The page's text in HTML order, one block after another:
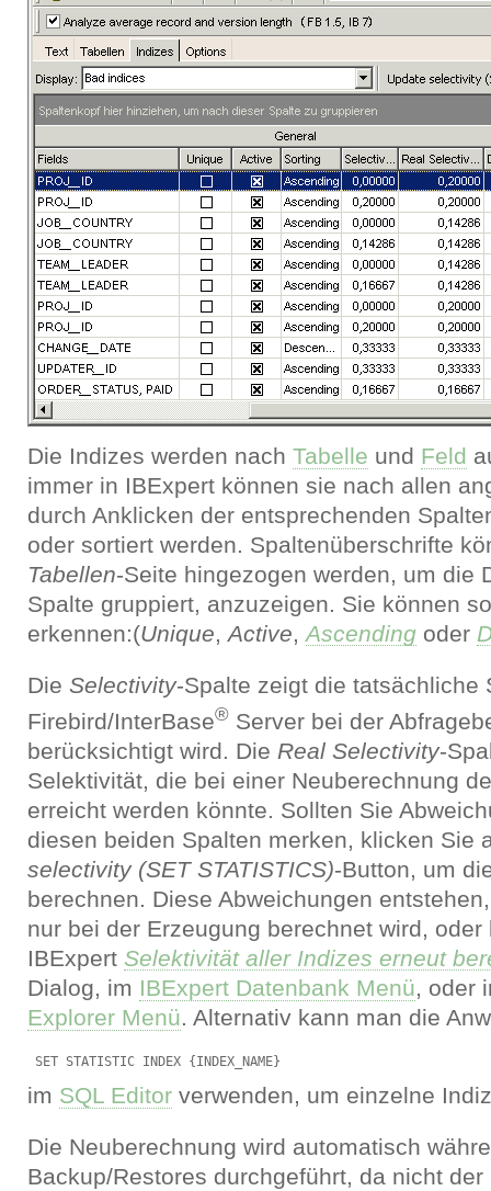
Die Indizes werden nach Tabelle und Feld
immer in IBExpert können sie nach allen
durch Anklicken der entsprechenden
oder sortiert werden. Spaltenüberschrifte
Tabellen-Seite hingezogen werden, um die
Spalte gruppiert, anzuzeigen. Sie können
erkennen:(Unique, Active, Ascendingoder
Die Selectivity-Spalte zeigt die tatsächliche
Firebird/InterBase®Server bei der
berücksichtigt wird. Die Real Selectivity-
Selektivität, die bei einer Neuberechnung
erreicht werden könnte. Sollten Sie
diesen beiden Spalten merken, klicken Sie
selectivity (SET STATISTICS)-Button, um
berechnen. Diese Abweichungen
nur bei der Erzeugung berechnet wird, oder
IBExpert Selektivität aller Indizes erneut
Dialog, im IBExpert Datenbank Menü, oder
Explorer Menü. Alternativ kann man die
im SQL Editorverwenden, um einzelne
Die Neuberechnung wird automatisch
Backup/Restores durchgeführt, da nicht